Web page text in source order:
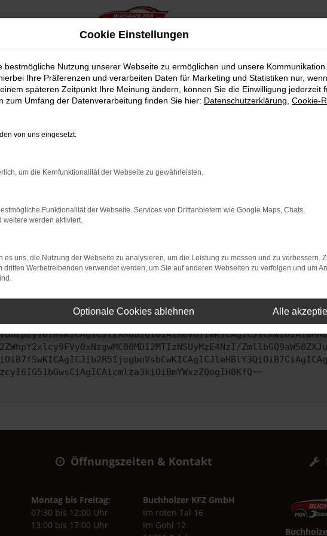
bestimmter Seiten verhindern. Funktioniert die Seite in einem anderen
beheben.
auf dem neuesten Stand sind.
kann auch dazu führen, dass bestimmte Funktionen nicht mehr
uns bitte. Wir werden versuchen, das Problem zu beheben. Du
Öffnungszeiten & Kontakt
Montag bis Freitag:
07:30 bis 12:00 Uhr
13:00 bis 17:00 Uhr
Buchholzer KFZ GmbH
Im roten Tal 16
Im Gohl 12
Cookie Einstellungen
bestmögliche Nutzung unserer Webseite zu ermöglichen und unsere
Ihre Präferenzen und verarbeiten Daten für Marketing und Statistiken nur,
späteren Zeitpunkt Ihre Meinung ändern, können Sie die Einwilligung jederzeit
zum Umfang der Datenverarbeitung finden Sie hier: Datenschutzerklärung Cookie-
von uns eingesetzt:
um die Kernfunktionalität der Webseite zu gewährleisten.
Funktionalität der Webseite. Services von Drittanbietern wie Google Maps, Chats,
weitere werden aktiviert.
es uns, die Nutzung der Webseite zu analysieren, um die Leistung zu messen und zu verbessern.
dritten Werbetreibenden verwendet werden, um Sie auf anderen Webseiten zu verfolgen und um
Optionale Cookies ablehnen Alle